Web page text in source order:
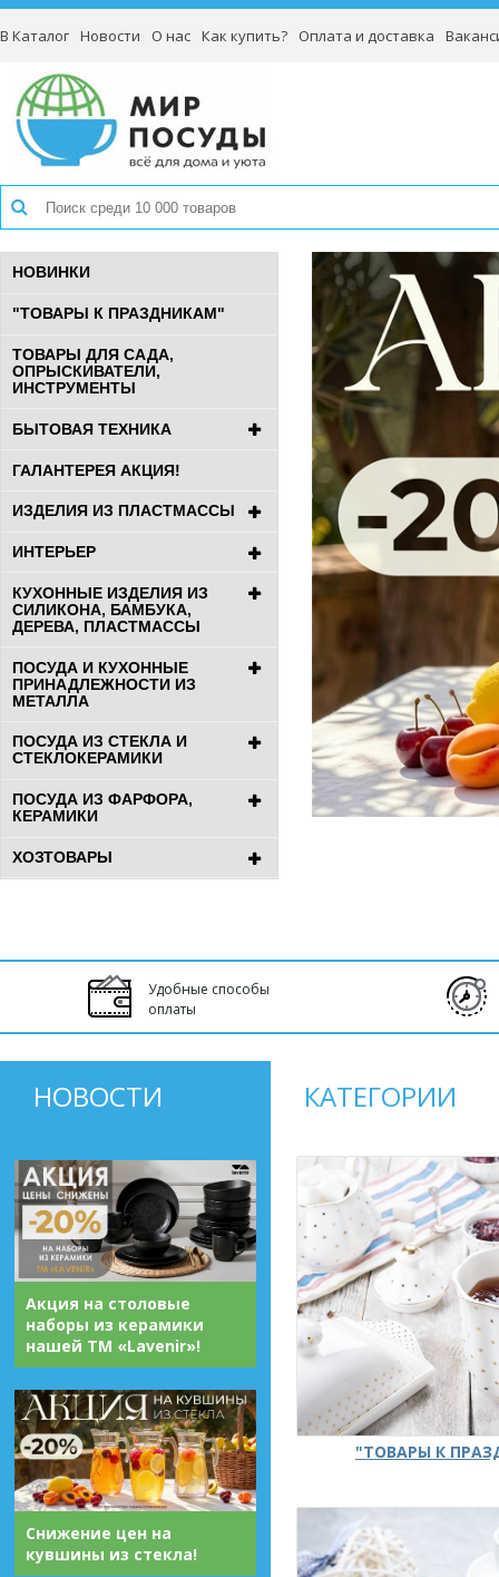
В Каталог Новости О нас Как купить? Оплата и доставка
НОВИНКИ
"ТОВАРЫ К ПРАЗДНИКАМ"
ТОВАРЫ ДЛЯ САДА,
ОПРЫСКИВАТЕЛИ,
ИНСТРУМЕНТЫ
БЫТОВАЯ ТЕХНИКА
ГАЛАНТЕРЕЯ АКЦИЯ!
ИЗДЕЛИЯ ИЗ ПЛАСТМАССЫ
ИНТЕРЬЕР
КУХОННЫЕ ИЗДЕЛИЯ ИЗ
СИЛИКОНА, БАМБУКА,
ДЕРЕВА, ПЛАСТМАССЫ
ПОСУДА И КУХОННЫЕ
ПРИНАДЛЕЖНОСТИ ИЗ
МЕТАЛЛА
ПОСУДА ИЗ СТЕКЛА И
СТЕКЛОКЕРАМИКИ
ПОСУДА ИЗ ФАРФОРА,
КЕРАМИКИ
ХОЗТОВАРЫ
Удобные способы
оплаты
НОВОСТИ
Акция на столовые
наборы из керамики
нашей ТМ «Lavenir»!
Снижение цен на
кувшины из стекла!
КАТЕГОРИИ
"ТОВАРЫ К